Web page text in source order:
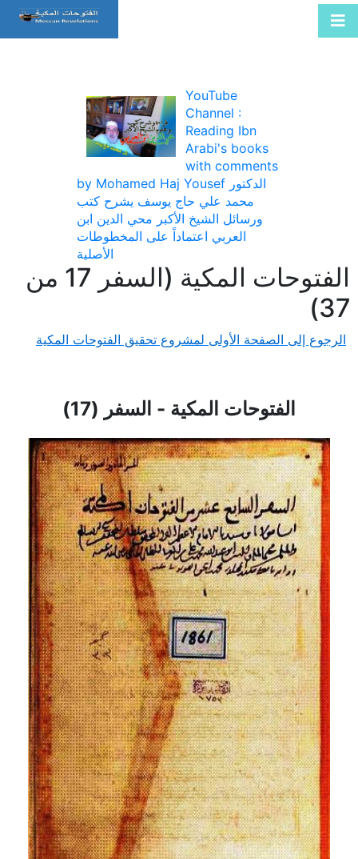
YouTube
Channel :
Reading Ibn
Arabi's books
with comments
by Mohamed Haj Yousef الدكتور
محمد علي حاج يوسف يشرح كتب
ورسائل الشيخ الأكبر محي الدين ابن
العربي اعتماداً على المخطوطات
الأصلية
الفتوحات المكية (السفر 17 من
37)
الرجوع إلى الصفحة الأولى لمشروع تحقيق الفتوحات المكية
الفتوحات المكية - السفر (17)